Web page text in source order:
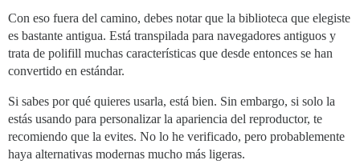
Con eso fuera del camino, debes notar que la biblioteca que elegiste
es bastante antigua. Está transpilada para navegadores antiguos y
trata de polifill muchas características que desde entonces se han
convertido en estándar.
Si sabes por qué quieres usarla, está bien. Sin embargo, si solo la
estás usando para personalizar la apariencia del reproductor, te
recomiendo que la evites. No lo he verificado, pero probablemente
haya alternativas modernas mucho más ligeras.